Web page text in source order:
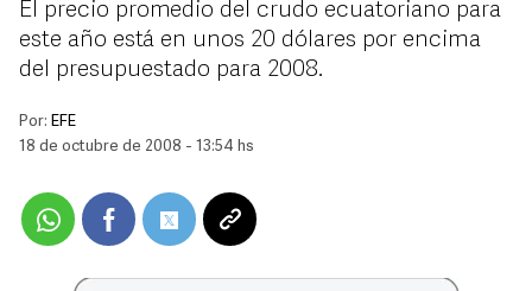
El precio promedio del crudo ecuatoriano para
este año está en unos 20 dólares por encima
del presupuestado para 2008.
Por: EFE
18 de octubre de 2008 - 13:54 hs